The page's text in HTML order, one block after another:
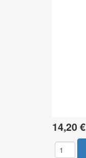
14,20 €